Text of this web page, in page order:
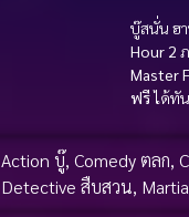
บู๊สนั่น ฮ
Hour 2
Master
ฟรีได้ทั
Action บู๊, Comedy ตลก,
Detective สืบสวน,